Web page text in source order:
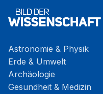
Astronomie & Physik
Erde & Umwelt
Archäologie
Gesundheit & Medizin